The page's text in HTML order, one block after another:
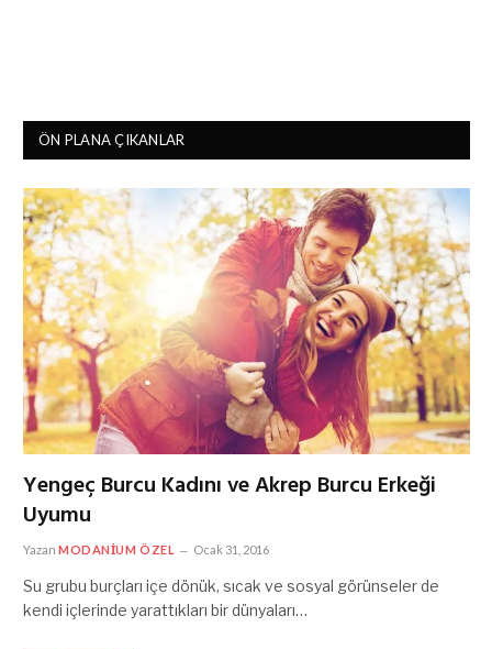
ÖN PLANA ÇIKANLAR
Yengeç Burcu Kadını ve Akrep Burcu Erkeği
Uyumu
Yazan MODANIUM ÖZEL Ocak 31, 2016
Su grubu burçları içe dönük, sıcak ve sosyal görünseler de
kendi içlerinde yarattıkları bir dünyaları…